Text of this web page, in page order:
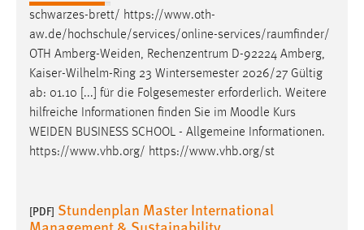
schwarzes-brett/ https://www.oth-
aw.de/hochschule/services/online-services/raumfinder/
OTH Amberg-Weiden, Rechenzentrum D-92224 Amberg,
Kaiser-Wilhelm-Ring 23 Wintersemester 2026/27 Gültig
ab: 01.10 [...] für die Folgesemester erforderlich. Weitere
hilfreiche Informationen finden Sie im Moodle Kurs
WEIDEN BUSINESS SCHOOL - Allgemeine Informationen.
https://www.vhb.org/ https://www.vhb.org/st
[PDF] Stundenplan Master International